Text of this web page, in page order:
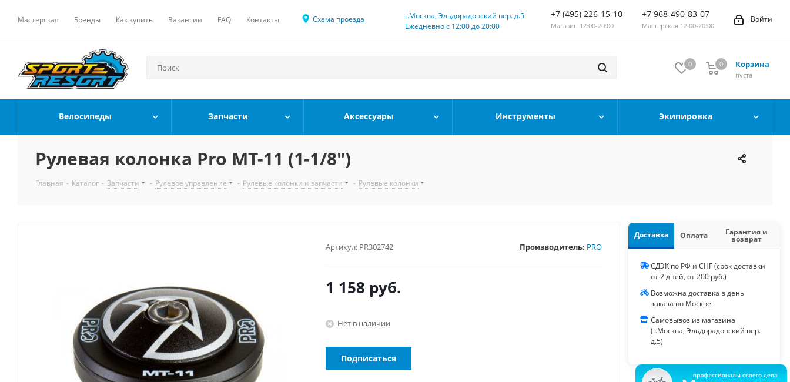
Мастерская Бренды Как купить Вакансии FAQ Контакты Схема проезда
г.Москва, Эльдорадовский пер. д.5
Ежедневно с 12:00 до 20:00
+7 (495) 226-15-10
Магазин 12:00-20:00
+7 968-490-83-07
Мастерская 12:00-20:00
Войти
0 Корзина
0
пуста
0
Велосипеды Запчасти Аксессуары Инструменты Экипировка
Рулевая колонка Pro MT-11 (1-1/8")
Главная - Каталог - Запчасти - Рулевое управление - Рулевые колонки и запчасти - Рулевые колонки
Артикул: PR302742 Производитель: PRO
1 158 руб.
Нет в наличии
Подписаться
Доставка Оплата Гарантия и
возврат
СДЭК по РФ и СНГ (срок доставки
от 2 дней, от 200 руб.)
Возможна доставка в день
заказа по Москве
Самовывоз из магазина
(г.Москва, Эльдорадовский пер.
д.5)